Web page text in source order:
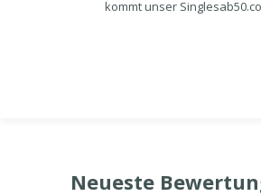
kommt unser
Neueste